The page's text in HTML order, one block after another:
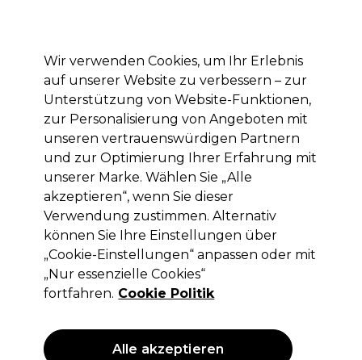
Anmelden
Marken Deals Haare Elektrogeräte Saloneinrichtung
Lieferung und Lieferzeiten
– mehr erfahren
Sibel Footrest Idealismus
(0)
55,96 €79,95 €ohne MwSt.
(PROFI-PREIS)
66,59 €inkl. MwSt.)
Wir verwenden Cookies, um Ihr Erlebnis
auf unserer Website zu verbessern – zur
Unterstützung von Website-Funktionen,
zur Personalisierung von Angeboten mit
unseren vertrauenswürdigen Partnern
und zur Optimierung Ihrer Erfahrung mit
unserer Marke. Wählen Sie „Alle
akzeptieren“, wenn Sie dieser
Verwendung zustimmen. Alternativ
können Sie Ihre Einstellungen über
„Cookie-Einstellungen“ anpassen oder mit
„Nur essenzielle Cookies“
fortfahren. Cookie Politik
Alle akzeptieren